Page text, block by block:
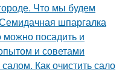
Что мы будем
шпаргалка
можно посадить и
и советами
Как очистить сало